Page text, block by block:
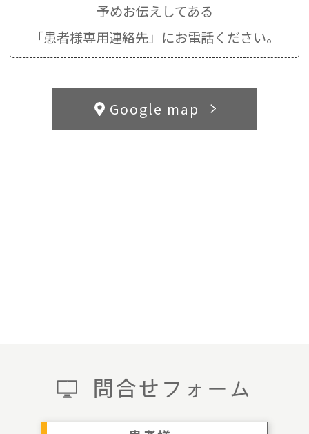
予めお伝えしてある
「患者様専用連絡先」にお電話ください。
問合せフォーム
Google map